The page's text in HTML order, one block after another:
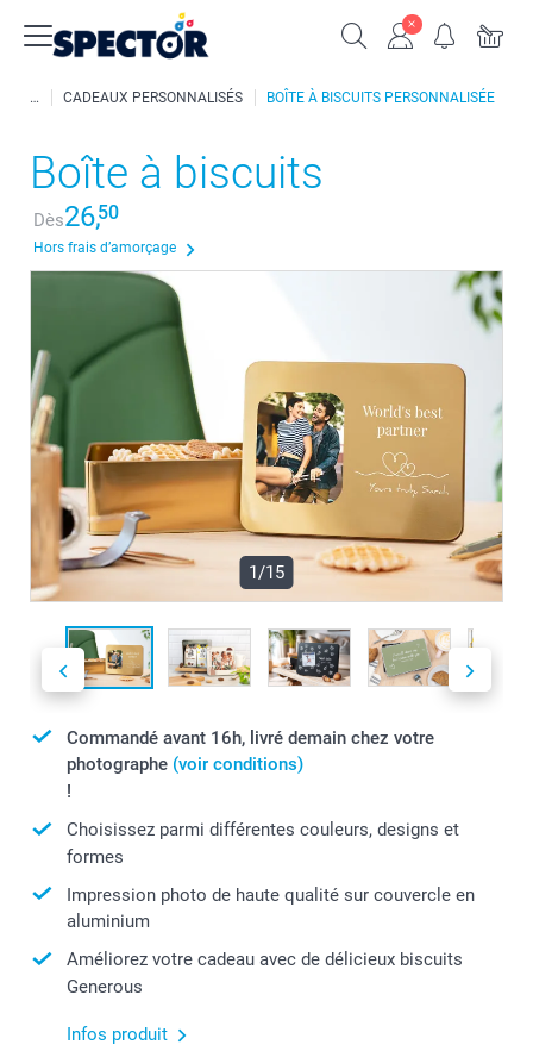
CADEAUX PERSONNALISÉS BOÎTE À BISCUITS PERSONNALISÉE
Boîte à biscuits
Dès26,50
Hors frais d’amorçage
1/15
Commandé avant 16h, livré demain chez votre
photographe (voir conditions)
!
Choisissez parmi différentes couleurs, designs et
formes
Impression photo de haute qualité sur couvercle en
aluminium
Améliorez votre cadeau avec de délicieux biscuits
Generous
Infos produit